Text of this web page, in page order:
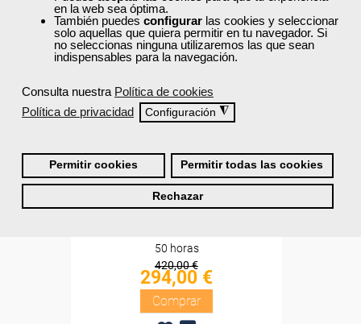
en la web sea óptima.
También puedes configurar las cookies y seleccionar
solo aquellas que quiera permitir en tu navegador. Si
no seleccionas ninguna utilizaremos las que sean
indispensables para la navegación.
Consulta nuestra Política de cookies
Política de privacidad
Configuración ◮
Permitir cookies Permitir todas las cookies
Rechazar
Sin requisitos de acceso
Diploma
Pack My Ardor English - 1
nivel
50 horas
420,00 €
294,00 €
Comprar